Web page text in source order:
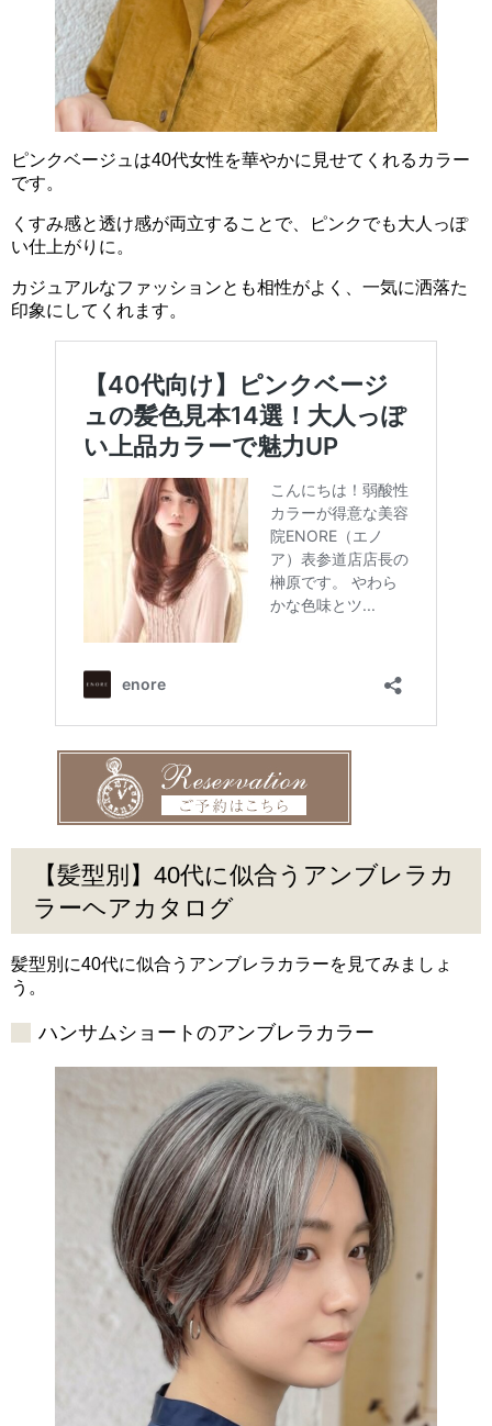
ピンクベージュは40代女性を華やかに見せてくれるカラー
です。
くすみ感と透け感が両立することで、ピンクでも大人っぽ
い仕上がりに。
カジュアルなファッションとも相性がよく、一気に洒落た
印象にしてくれます。
【髪型別】40代に似合うアンブレラカ
ラーヘアカタログ
髪型別に40代に似合うアンブレラカラーを見てみましょ
う。
ハンサムショートのアンブレラカラー